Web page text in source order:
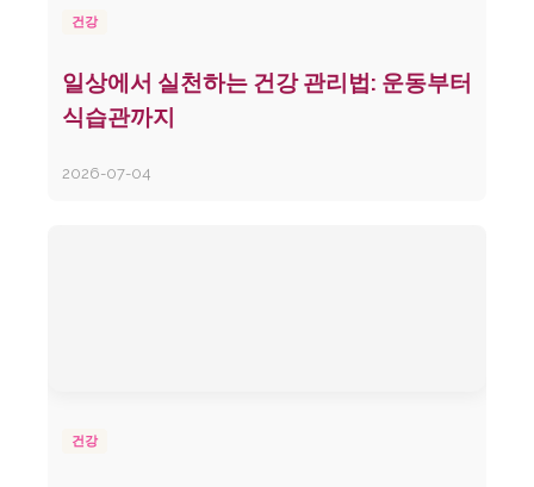
건강
일상에서 실천하는 건강 관리법: 운동부터
식습관까지
2026-07-04
건강